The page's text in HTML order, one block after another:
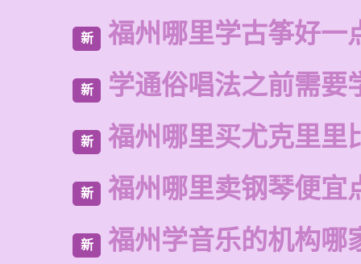
新 福州哪里学古筝好一
新 学通俗唱法之前需要
新 福州哪里买尤克里里
新 福州哪里卖钢琴便宜
新 福州学音乐的机构哪